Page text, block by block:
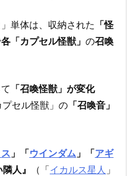
単体は、収納された 「怪
各「カプセル怪獣」 の召喚
「召喚怪獣」が変化
セル怪獣」の 「召喚音」
」「ウインダム 」「アギ
人』 （「イカルス星人 」